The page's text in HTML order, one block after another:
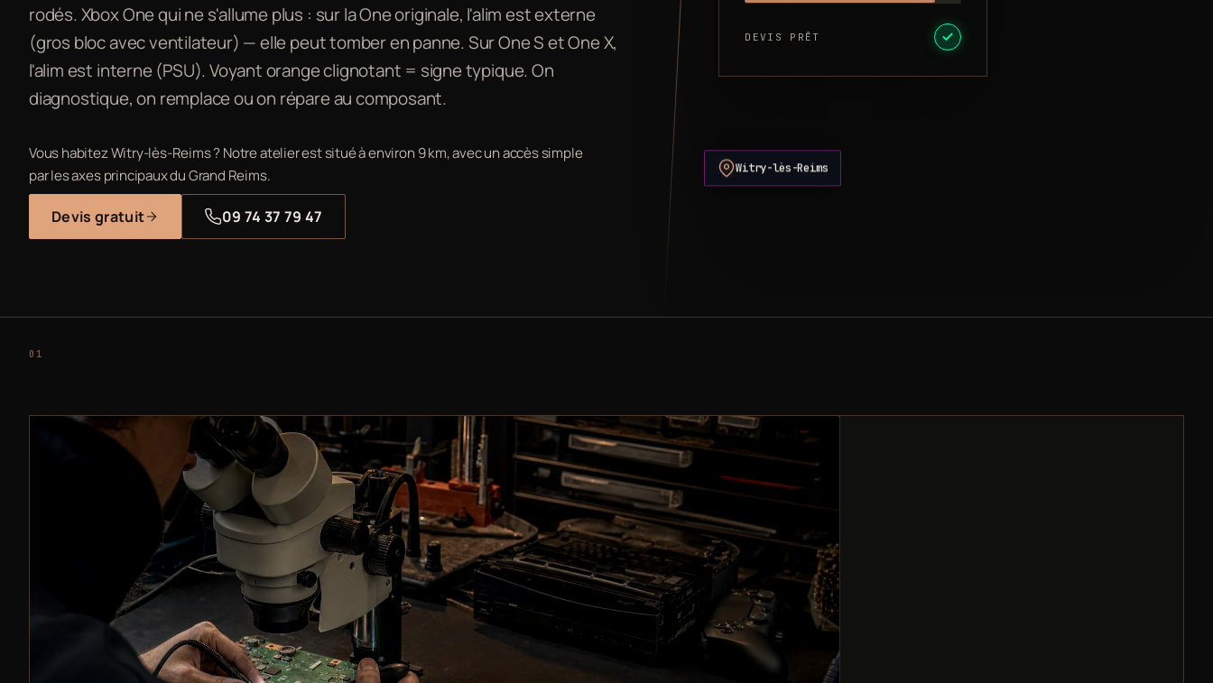
rodés. Xbox One qui ne s'allume plus : sur la One originale, l'alim est externe
(gros bloc avec ventilateur) — elle peut tomber en panne. Sur One S et One X,
l'alim est interne (PSU). Voyant orange clignotant = signe typique. On
diagnostique, on remplace ou on répare au composant.
Vous habitez Witry-lès-Reims ? Notre atelier est situé à environ 9 km, avec un accès simple
par les axes principaux du Grand Reims.
Devis gratuit 09 74 37 79 47
DEVIS PRÊT
Witry-lès-Reims